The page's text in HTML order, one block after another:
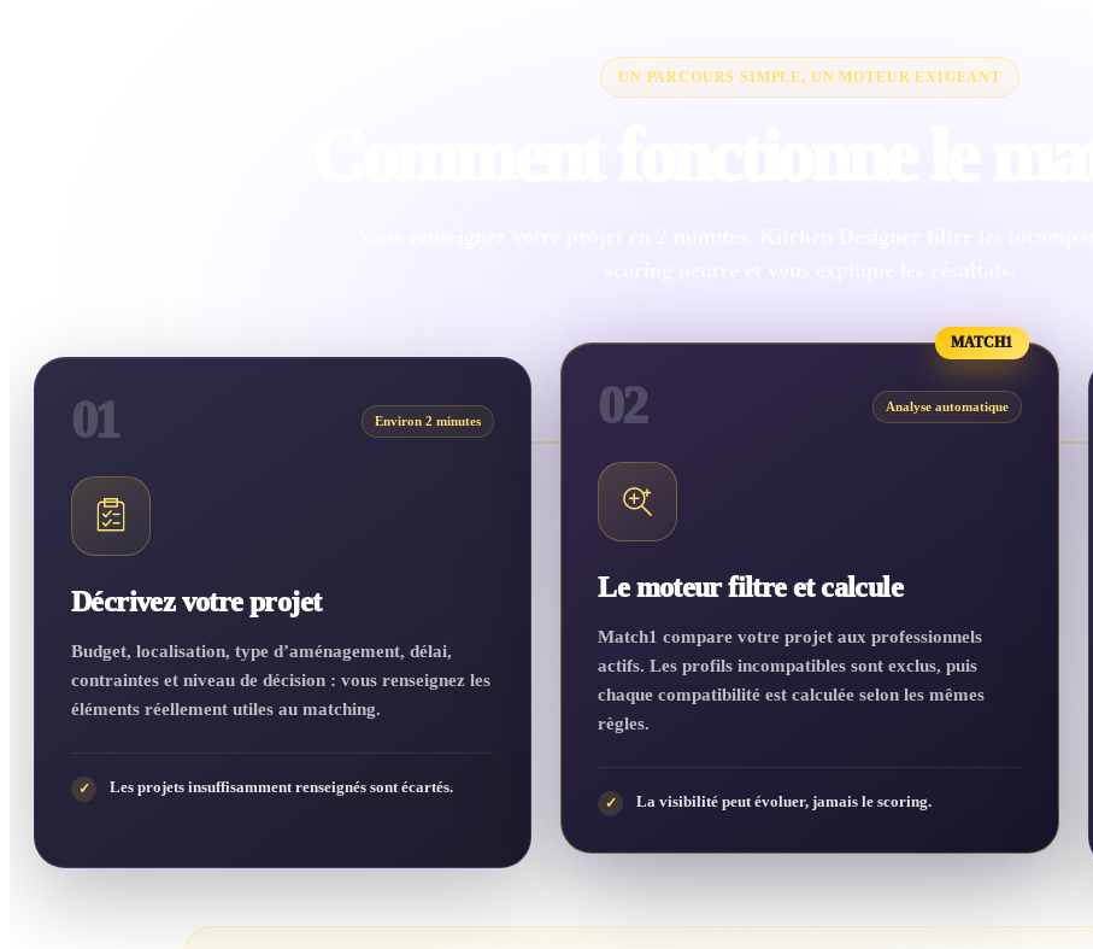
UN PARCOURS SIMPLE, UN MOTEUR EXIGEANT
01 Environ 2 minutes
Décrivez votre projet
Budget, localisation, type d’aménagement, délai,
contraintes et niveau de décision : vous renseignez les
éléments réellement utiles au matching.
✓ Les projets insuffisamment renseignés sont écartés.
MATCH1
02 Analyse automatique
Le moteur filtre et calcule
Match1 compare votre projet aux professionnels
actifs. Les profils incompatibles sont exclus, puis
chaque compatibilité est calculée selon les mêmes
règles.
✓ La visibilité peut évoluer, jamais le scoring.